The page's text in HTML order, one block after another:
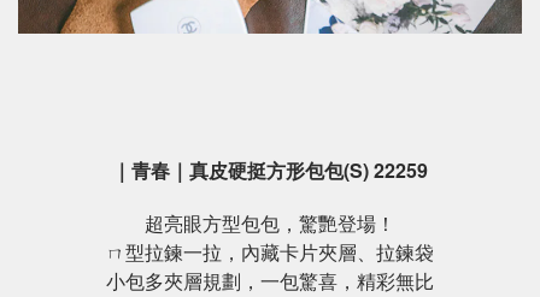
｜青春｜真皮硬挺方形包包(S) 22259
超亮眼方型包包，驚艷登場！
ㄇ型拉鍊一拉，內藏卡片夾層、拉鍊袋
小包多夾層規劃，一包驚喜，精彩無比